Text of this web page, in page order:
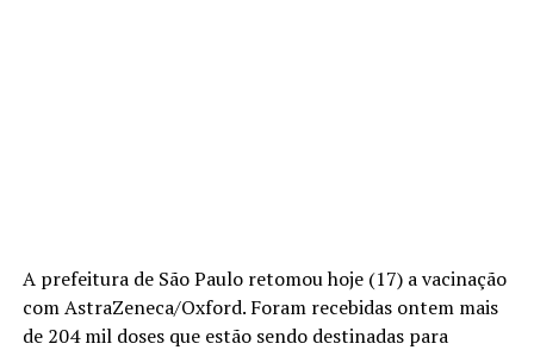
A prefeitura de São Paulo retomou hoje (17) a vacinação
com AstraZeneca/Oxford. Foram recebidas ontem mais
de 204 mil doses que estão sendo destinadas para